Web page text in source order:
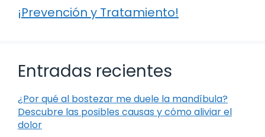
¡Prevención y Tratamiento!
Entradas recientes
¿Por qué al bostezar me duele la mandíbula?
Descubre las posibles causas y cómo aliviar el
dolor